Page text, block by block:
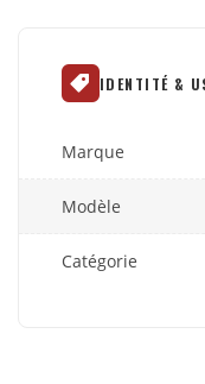
IDENTITÉ &
Marque
Modèle
Catégorie